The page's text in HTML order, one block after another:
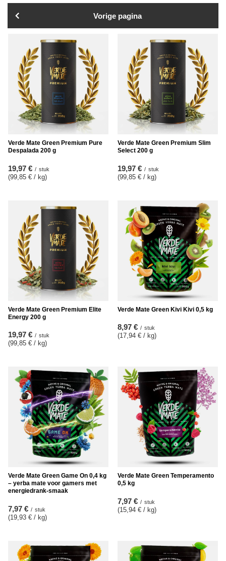
Vorige pagina
Verde Mate Green Premium Pure
Despalada 200 g
19,97 € / stuk
(99,85 € / kg)
Verde Mate Green Premium Slim
Select 200 g
19,97 € / stuk
(99,85 € / kg)
Verde Mate Green Premium Elite
Energy 200 g
19,97 € / stuk
(99,85 € / kg)
Verde Mate Green Kivi Kivi 0,5 kg
8,97 € / stuk
(17,94 € / kg)
Verde Mate Green Game On 0,4 kg
– yerba mate voor gamers met
energiedrank‑smaak
7,97 € / stuk
(19,93 € / kg)
Verde Mate Green Temperamento
0,5 kg
7,97 € / stuk
(15,94 € / kg)